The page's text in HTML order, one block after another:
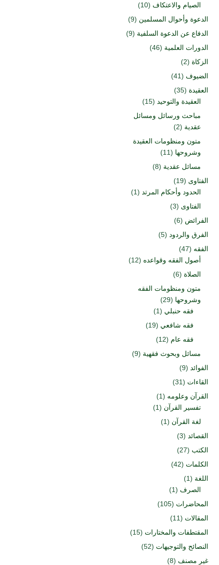
الصيام والاعتكاف (10)
الدعوة وأحوال المسلمين (9)
الدفاع عن الدعوة السلفية (9)
الدورات العلمية (46)
الزكاة (2)
الضيوف (41)
العقيدة (35)
العقيدة والتوحيد (15)
مباحث ورسائل ومسائل
عقدية (2)
متون ومنظومات العقيدة
وشروحها (11)
مسائل عقدية (8)
الفتاوى (19)
الحدود وأحكام المرتد (1)
الفتاوى (3)
الفرائض (6)
الفرق والردود (5)
الفقه (47)
أصول الفقه وقواعده (12)
الصلاة (6)
متون ومنظومات الفقه
وشروحها (29)
فقه حنبلي (1)
فقه شافعي (19)
فقه عام (12)
مسائل وبحوث فقهية (9)
الفوائد (9)
القاءات (31)
القرآن وعلومه (1)
تفسير القرآن (1)
لغة القرآن (1)
القصائد (3)
الكتب (27)
الكلمات (42)
اللغة (1)
الصرف (1)
المحاضرات (105)
المقالات (11)
المقتطفات والمختارات (15)
النصائح والتوجيهات (52)
غير مصنف (8)